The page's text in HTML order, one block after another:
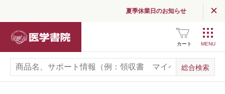
夏季休業日のお知らせ
カート